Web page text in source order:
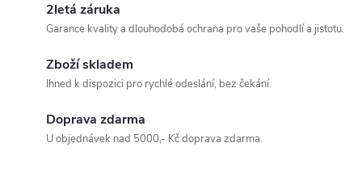
Odesláním souhlasíte sezpracováním osobních údajů
2letá záruka
Garance kvality a dlouhodobá ochrana pro vaše pohodlí a jistotu.
Zboží skladem
Ihned k dispozici pro rychlé odeslání, bez čekání.
Doprava zdarma
U objednávek nad 5000,- Kč doprava zdarma.